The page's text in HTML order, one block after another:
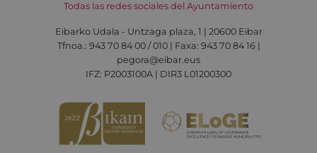
Todas las redes sociales del Ayuntamiento
Eibarko Udala - Untzaga plaza, 1 | 20600 Eibar
Tfnoa.: 943 70 84 00 / 010 | Faxa: 943 70 84 16 |
pegora@eibar.eus
IFZ: P2003100A | DIR3 L01200300